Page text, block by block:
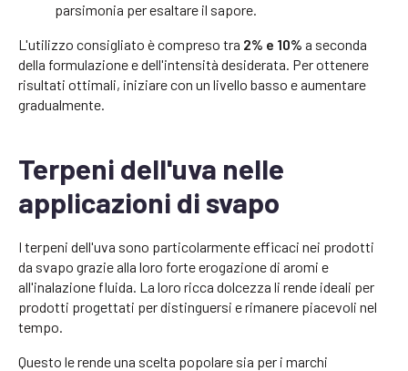
parsimonia per esaltare il sapore.
L'utilizzo consigliato è compreso tra 2% e 10% a seconda
della formulazione e dell'intensità desiderata. Per ottenere
risultati ottimali, iniziare con un livello basso e aumentare
gradualmente.
Terpeni dell'uva nelle
applicazioni di svapo
I terpeni dell'uva sono particolarmente efficaci nei prodotti
da svapo grazie alla loro forte erogazione di aromi e
all'inalazione fluida. La loro ricca dolcezza li rende ideali per
prodotti progettati per distinguersi e rimanere piacevoli nel
tempo.
Questo le rende una scelta popolare sia per i marchi